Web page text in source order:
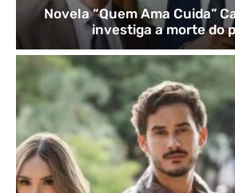
Novela “Quem Ama Cuida”
investiga a morte do